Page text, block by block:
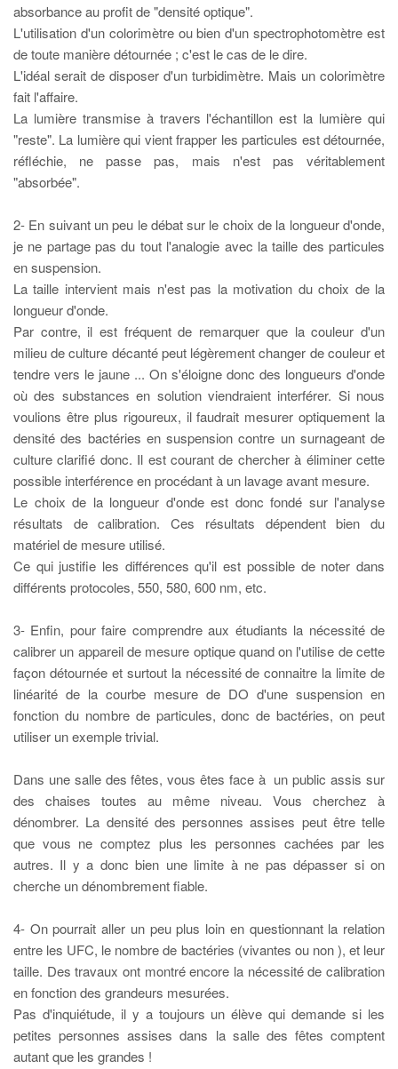
absorbance au profit de "densité optique".
L'utilisation d'un colorimètre ou bien d'un spectrophotomètre est
de toute manière détournée ; c'est le cas de le dire.
L'idéal serait de disposer d'un turbidimètre. Mais un colorimètre
fait l'affaire.
La lumière transmise à travers l'échantillon est la lumière qui
"reste". La lumière qui vient frapper les particules est détournée,
réfléchie, ne passe pas, mais n'est pas véritablement
"absorbée".
2- En suivant un peu le débat sur le choix de la longueur d'onde,
je ne partage pas du tout l'analogie avec la taille des particules
en suspension.
La taille intervient mais n'est pas la motivation du choix de la
longueur d'onde.
Par contre, il est fréquent de remarquer que la couleur d'un
milieu de culture décanté peut légèrement changer de couleur et
tendre vers le jaune ... On s'éloigne donc des longueurs d'onde
où des substances en solution viendraient interférer. Si nous
voulions être plus rigoureux, il faudrait mesurer optiquement la
densité des bactéries en suspension contre un surnageant de
culture clarifié donc. Il est courant de chercher à éliminer cette
possible interférence en procédant à un lavage avant mesure.
Le choix de la longueur d'onde est donc fondé sur l'analyse
résultats de calibration. Ces résultats dépendent bien du
matériel de mesure utilisé.
Ce qui justifie les différences qu'il est possible de noter dans
différents protocoles, 550, 580, 600 nm, etc.
3- Enfin, pour faire comprendre aux étudiants la nécessité de
calibrer un appareil de mesure optique quand on l'utilise de cette
façon détournée et surtout la nécessité de connaitre la limite de
linéarité de la courbe mesure de DO d'une suspension en
fonction du nombre de particules, donc de bactéries, on peut
utiliser un exemple trivial.
Dans une salle des fêtes, vous êtes face à un public assis sur
des chaises toutes au même niveau. Vous cherchez à
dénombrer. La densité des personnes assises peut être telle
que vous ne comptez plus les personnes cachées par les
autres. Il y a donc bien une limite à ne pas dépasser si on
cherche un dénombrement fiable.
4- On pourrait aller un peu plus loin en questionnant la relation
entre les UFC, le nombre de bactéries (vivantes ou non ), et leur
taille. Des travaux ont montré encore la nécessité de calibration
en fonction des grandeurs mesurées.
Pas d'inquiétude, il y a toujours un élève qui demande si les
petites personnes assises dans la salle des fêtes comptent
autant que les grandes !